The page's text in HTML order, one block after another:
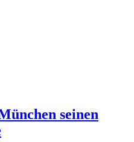
seinen